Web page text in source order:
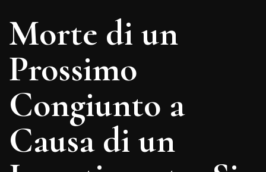
Morte di un
Prossimo
Congiunto a
Causa di un